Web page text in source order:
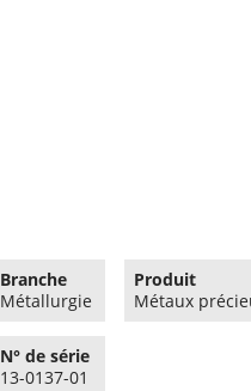
Branche
Métallurgie
Produit
Métaux
N° de série
13-0137-01